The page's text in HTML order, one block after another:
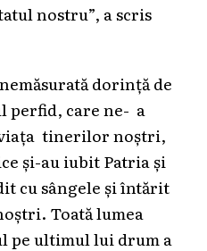
nostru”, a scris
dorință de
perfid, care ne- a
tinerilor noștri,
și-au iubit Patria și
cu sângele şi întărit
Toată lumea
pe ultimul lui drum a